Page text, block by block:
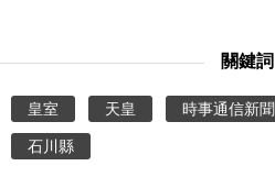
文化
科學技術
關鍵詞
皇室 天皇 時事通信新聞
石川縣